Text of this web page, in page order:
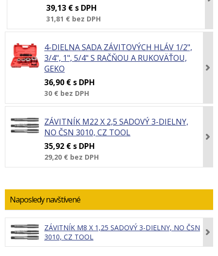
39,13 € s DPH
31,81 € bez DPH
4-DIELNA SADA ZÁVITOVÝCH HLÁV 1/2",
3/4", 1", 5/4" S RAČŇOU A RUKOVÄŤOU,
GEKO
36,90 € s DPH
30 € bez DPH
ZÁVITNÍK M22 X 2,5 SADOVÝ 3-DIELNY,
NO ČSN 3010, CZ TOOL
35,92 € s DPH
29,20 € bez DPH
Naposledy navštívené
ZÁVITNÍK M8 X 1,25 SADOVÝ 3-DIELNY, NO ČSN
3010, CZ TOOL